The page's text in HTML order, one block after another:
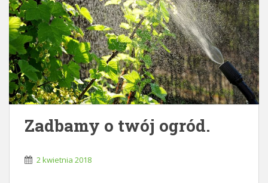
Zadbamy o twój ogród.
2 kwietnia 2018